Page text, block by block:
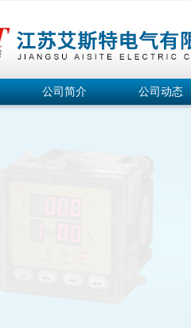
公司简介 公司动态